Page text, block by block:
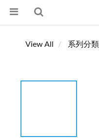
View All 系列分類